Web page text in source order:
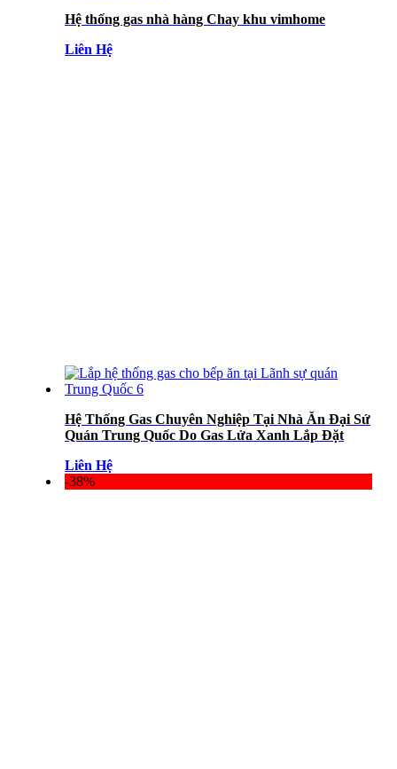
Hệ thống gas nhà hàng Chay khu vimhome
Liên Hệ
Hệ Thống Gas Chuyên Nghiệp Tại Nhà Ăn Đại Sứ
Quán Trung Quốc Do Gas Lửa Xanh Lắp Đặt
Liên Hệ
-38%